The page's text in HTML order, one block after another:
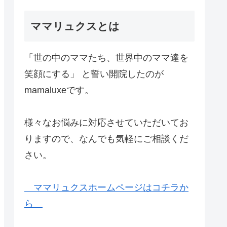
ママリュクスとは
「世の中のママたち、世界中のママ達を
笑顔にする」 と誓い開院したのが
mamaluxeです。
様々なお悩みに対応させていただいてお
りますので、なんでも気軽にご相談くだ
さい。
ママリュクスホームページはコチラか
ら